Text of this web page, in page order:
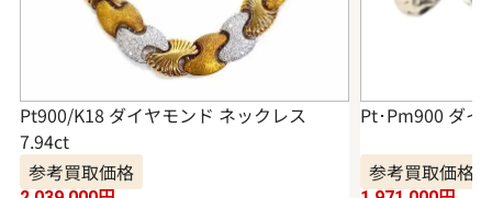
Pt900/K18 ダイヤモンド ネックレス
7.94ct
参考買取価格
Pt･Pm900 ダイ
参考買取価格